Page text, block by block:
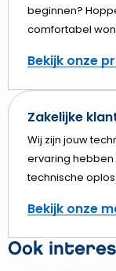
beginnen?
comfortabel
Bekijk onze
Zakelijke
Wij zijn jouw
ervaring
technische
Bekijk onze
Ook